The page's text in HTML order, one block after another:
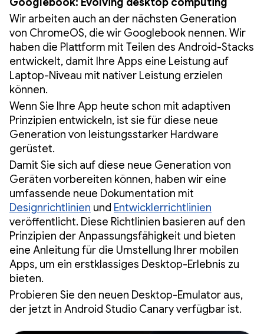
Wir arbeiten auch an der nächsten Generation
von ChromeOS, die wir Googlebook nennen. Wir
haben die Plattform mit Teilen des Android-Stacks
entwickelt, damit Ihre Apps eine Leistung auf
Laptop-Niveau mit nativer Leistung erzielen
können.
Wenn Sie Ihre App heute schon mit adaptiven
Prinzipien entwickeln, ist sie für diese neue
Generation von leistungsstarker Hardware
gerüstet.
Damit Sie sich auf diese neue Generation von
Geräten vorbereiten können, haben wir eine
umfassende neue Dokumentation mit
Designrichtlinien und Entwicklerrichtlinien
veröffentlicht. Diese Richtlinien basieren auf den
Prinzipien der Anpassungsfähigkeit und bieten
eine Anleitung für die Umstellung Ihrer mobilen
Apps, um ein erstklassiges Desktop-Erlebnis zu
bieten.
Probieren Sie den neuen Desktop-Emulator aus,
der jetzt in Android Studio Canary verfügbar ist.